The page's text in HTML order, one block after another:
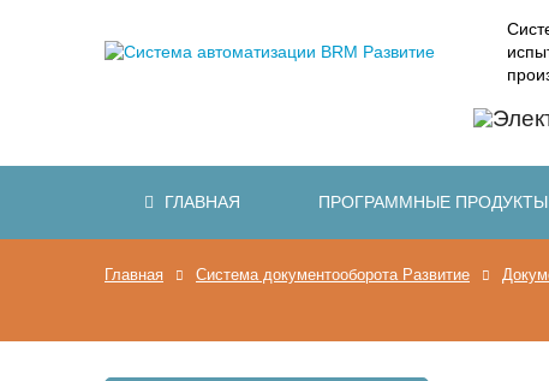
ГЛАВНАЯ ПРОГРАММНЫЕ ПРОДУКТЫ
Главная Система документооборота Развитие